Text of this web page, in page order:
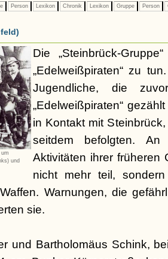
Person Lexikon Chronik Lexikon Gruppe Person
und
Die „Steinbrück-
„Edelweißpiraten“ zu
Jugendliche, die
„Edelweißpiraten“
in Kontakt mit
seitdem befolgten.
Aktivitäten ihrer früheren
nicht mehr teil,
Warnungen, die
sie.
und Bartholomäus Schink,